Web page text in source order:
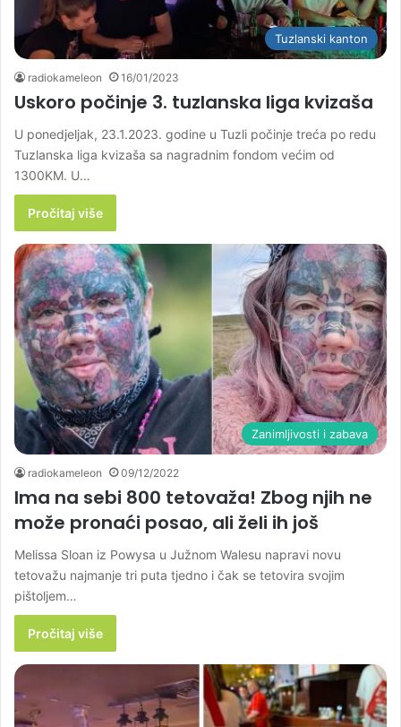
Tuzlanski kanton
radiokameleon 16/01/2023
Uskoro počinje 3. tuzlanska liga kvizaša
U ponedjeljak, 23.1.2023. godine u Tuzli počinje treća po redu
Tuzlanska liga kvizaša sa nagradnim fondom većim od
1300KM. U…
Pročitaj više
Zanimljivosti i zabava
radiokameleon 09/12/2022
Ima na sebi 800 tetovaža! Zbog njih ne
može pronaći posao, ali želi ih još
Melissa Sloan iz Powysa u Južnom Walesu napravi novu
tetovažu najmanje tri puta tjedno i čak se tetovira svojim
pištoljem…
Pročitaj više